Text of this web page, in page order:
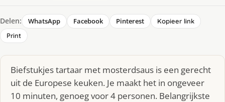
Delen: WhatsApp Facebook Pinterest
Kopieer link
Print
Biefstukjes tartaar met mosterdsaus is een gerecht
uit de Europese keuken. Je maakt het in ongeveer
10 minuten, genoeg voor 4 personen. Belangrijkste